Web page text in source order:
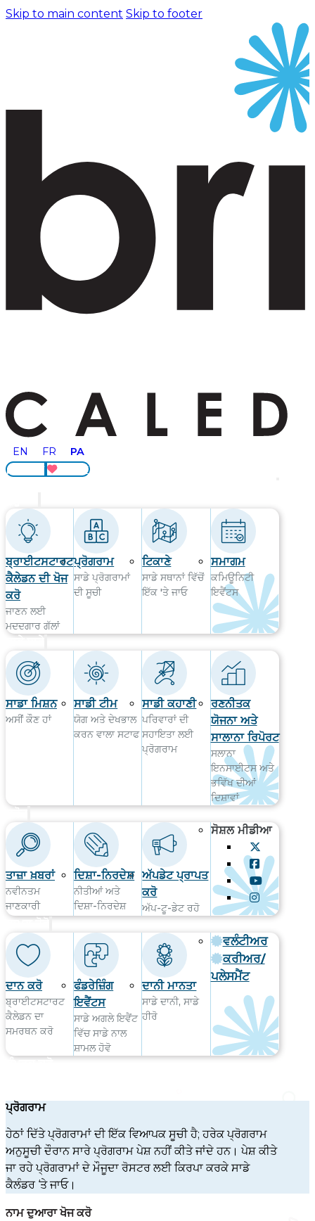
Skip to main content Skip to footer
EN FR
PA
ਦਾਨ ਕਰੋ
ਬ੍ਰਾਈਟਸਟਾਰਟ
ਕੈਲੇਡਨ ਦੀ ਖੋਜ
ਕਰੋ
ਜਾਣਨ ਲਈ
ਮਦਦਗਾਰ ਗੱਲਾਂ
ਪ੍ਰੋਗਰਾਮ
ਸਾਡੇ ਪ੍ਰੋਗਰਾਮਾਂ
ਦੀ ਸੂਚੀ
ਟਿਕਾਣੇ
ਸਾਡੇ ਸਥਾਨਾਂ ਵਿੱਚੋਂ
ਇੱਕ 'ਤੇ ਜਾਓ
ਸਮਾਗਮ
ਕਮਿਊਨਿਟੀ
ਇਵੈਂਟਸ
ਸਾਡਾ ਮਿਸ਼ਨ
ਅਸੀਂ ਕੌਣ ਹਾਂ
ਸਾਡੀ ਟੀਮ
ਯੋਗ ਅਤੇ ਦੇਖਭਾਲ
ਕਰਨ ਵਾਲਾ ਸਟਾਫ
ਸਾਡੀ ਕਹਾਣੀ
ਪਰਿਵਾਰਾਂ ਦੀ
ਸਹਾਇਤਾ ਲਈ
ਪ੍ਰੋਗਰਾਮ
ਰਣਨੀਤਕ
ਯੋਜਨਾ ਅਤੇ
ਸਾਲਾਨਾ ਰਿਪੋਰਟ
ਸਲਾਨਾ
ਇਨਸਾਈਟਸ ਅਤੇ
ਭਵਿੱਖ ਦੀਆਂ
ਦਿਸ਼ਾਵਾਂ
ਤਾਜ਼ਾ ਖ਼ਬਰਾਂ
ਨਵੀਨਤਮ
ਜਾਣਕਾਰੀ
ਦਿਸ਼ਾ-ਨਿਰਦੇਸ਼
ਨੀਤੀਆਂ ਅਤੇ
ਦਿਸ਼ਾ-ਨਿਰਦੇਸ਼
ਅੱਪਡੇਟ ਪ੍ਰਾਪਤ
ਕਰੋ
ਅੱਪ-ਟੂ-ਡੇਟ ਰਹੋ
ਸੋਸ਼ਲ ਮੀਡੀਆ
ਦਾਨ ਕਰੋ
ਬ੍ਰਾਈਟਸਟਾਰਟ
ਕੈਲੇਡਨ ਦਾ
ਸਮਰਥਨ ਕਰੋ
ਫੰਡਰੇਜ਼ਿੰਗ
ਇਵੈਂਟਸ
ਸਾਡੇ ਅਗਲੇ ਇਵੈਂਟ
ਵਿੱਚ ਸਾਡੇ ਨਾਲ
ਸ਼ਾਮਲ ਹੋਵੋ
ਦਾਨੀ ਮਾਨਤਾ
ਸਾਡੇ ਦਾਨੀ, ਸਾਡੇ
ਹੀਰੋ
ਵਲੰਟੀਅਰ
ਕਰੀਅਰ/
ਪਲੇਸਮੈਂਟ
ਪ੍ਰੋਗਰਾਮ
ਹੇਠਾਂ ਦਿੱਤੇ ਪ੍ਰੋਗਰਾਮਾਂ ਦੀ ਇੱਕ ਵਿਆਪਕ ਸੂਚੀ ਹੈ; ਹਰੇਕ ਪ੍ਰੋਗਰਾਮ
ਅਨੁਸੂਚੀ ਦੌਰਾਨ ਸਾਰੇ ਪ੍ਰੋਗਰਾਮ ਪੇਸ਼ ਨਹੀਂ ਕੀਤੇ ਜਾਂਦੇ ਹਨ। ਪੇਸ਼ ਕੀਤੇ
ਜਾ ਰਹੇ ਪ੍ਰੋਗਰਾਮਾਂ ਦੇ ਮੌਜੂਦਾ ਰੋਸਟਰ ਲਈ ਕਿਰਪਾ ਕਰਕੇ ਸਾਡੇ
ਕੈਲੰਡਰ ‘ਤੇ ਜਾਓ।
ਨਾਮ ਦੁਆਰਾ ਖੋਜ ਕਰੋ